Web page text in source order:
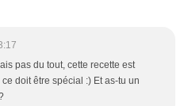
pas du tout, cette recette est
doit être spécial :) Et as-tu un